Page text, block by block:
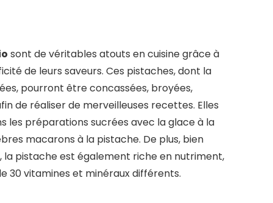
sont de véritables atouts en cuisine grâce à
de leurs saveurs. Ces pistaches, dont la
pourront être concassées, broyées,
de réaliser de merveilleuses recettes. Elles
préparations sucrées avec la glace à la
macarons à la pistache. De plus, bien
la pistache est également riche en nutriment,
30 vitamines et minéraux différents.